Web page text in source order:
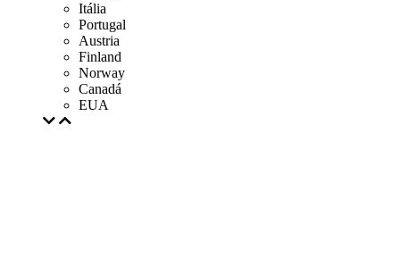
Itália
Portugal
Austria
Finland
Norway
Canadá
EUA